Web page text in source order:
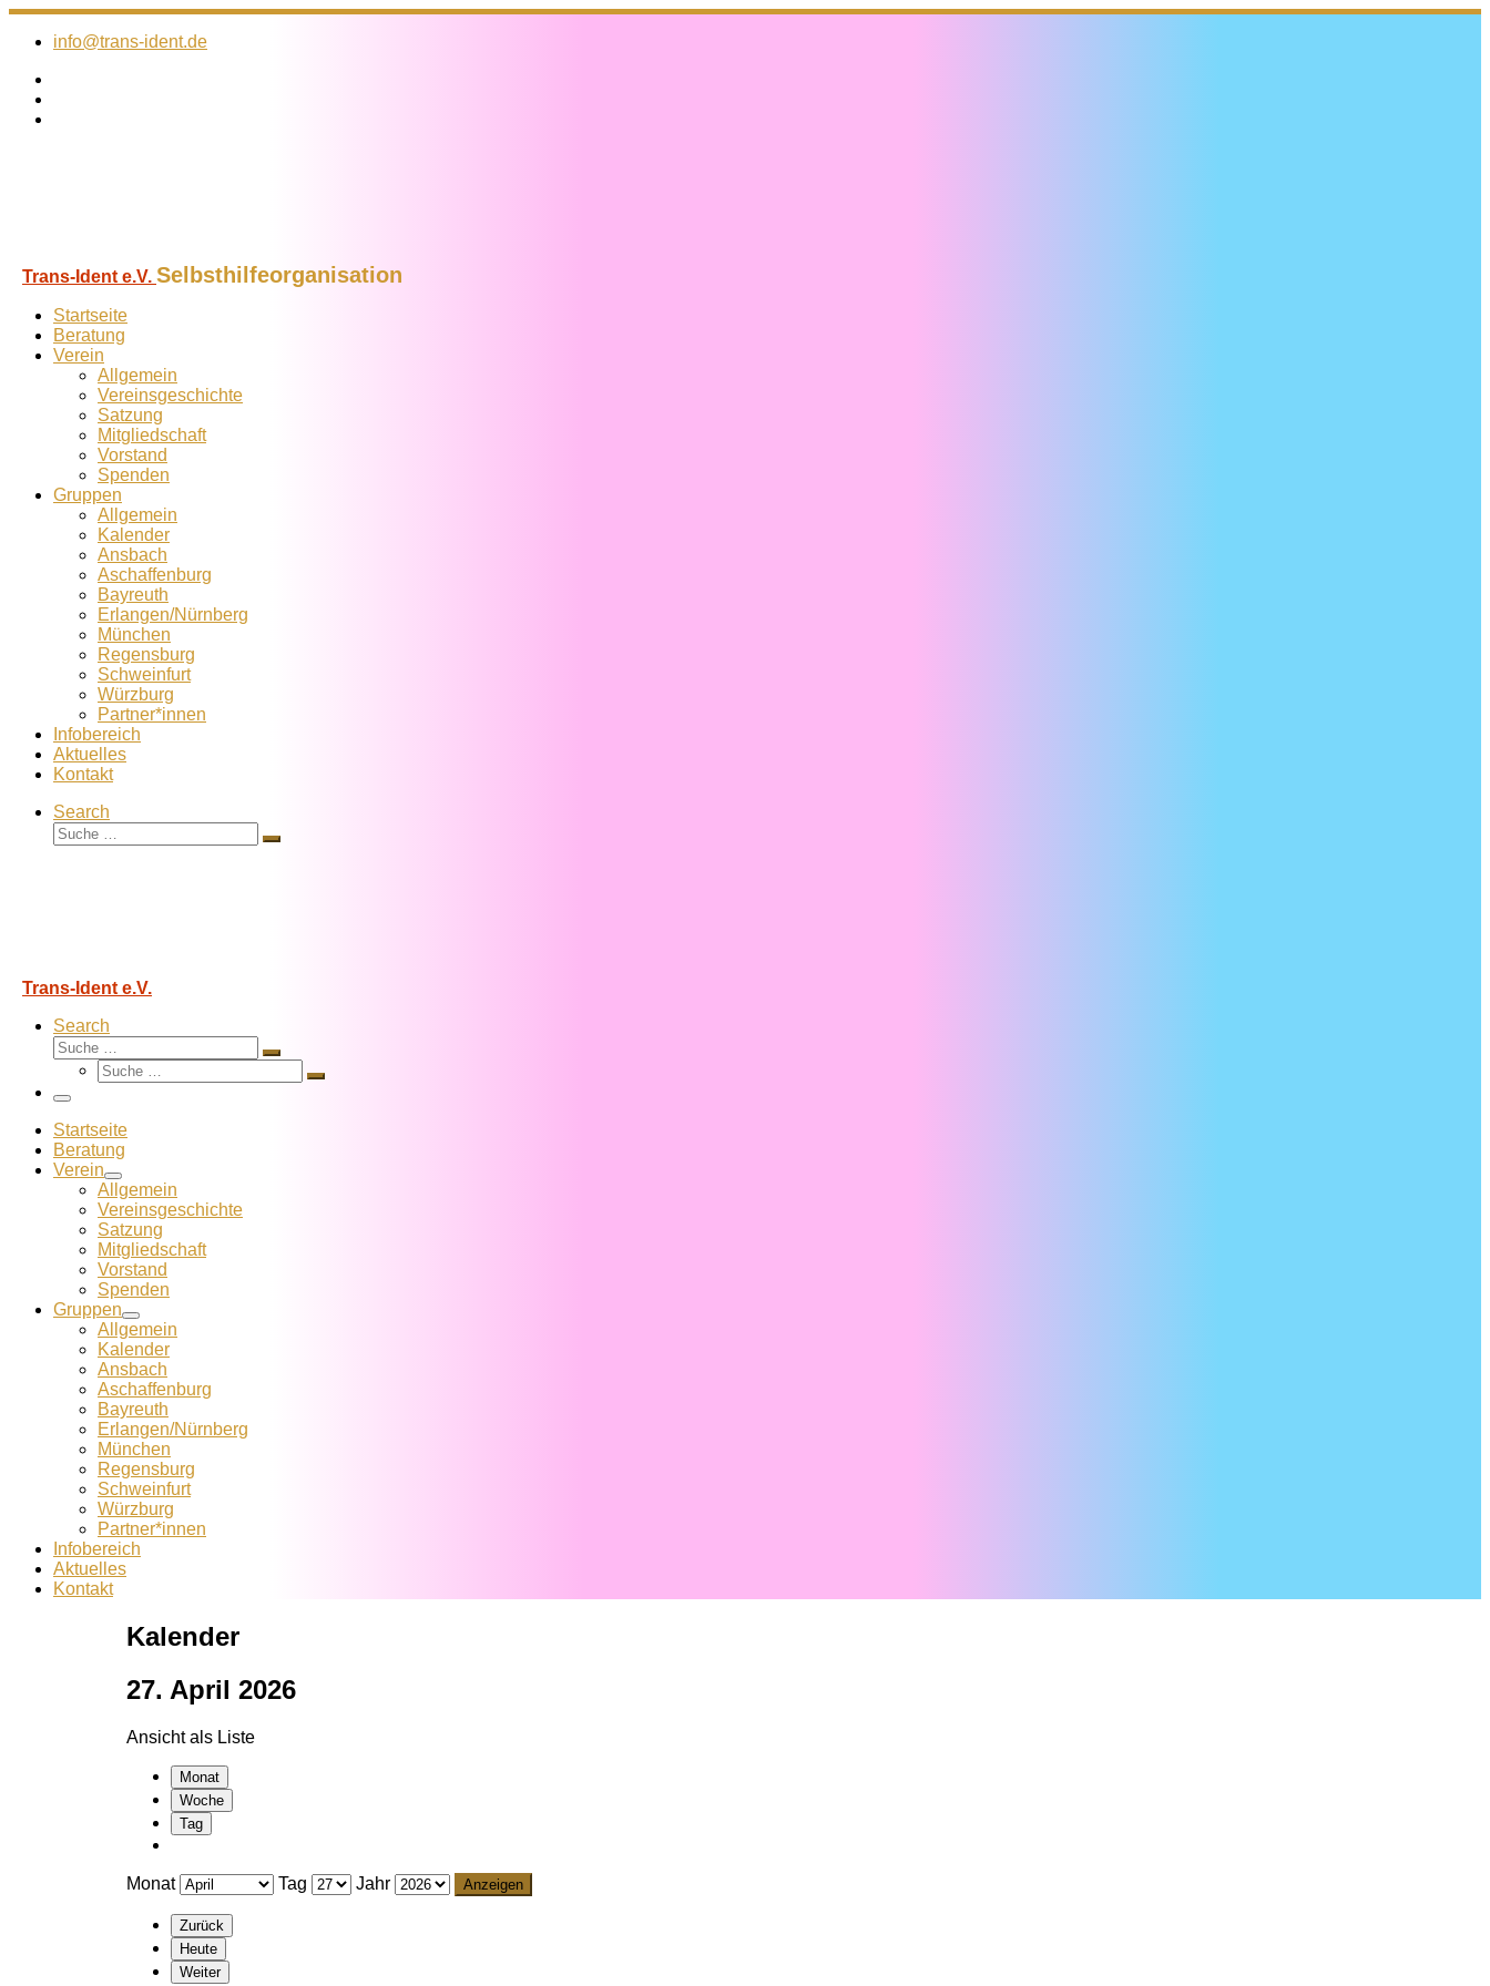
Zum
Inhalt
info@trans-ident.de
Trans-Ident e.V. Selbsthilfeorganisation
Startseite
Beratung
Verein
Allgemein
Vereins­geschichte
Satzung
Mitglied­schaft
Vorstand
Spenden
Gruppen
Allgemein
Kalender
Ansbach
Aschaffenburg
Bayreuth
Erlangen/Nürnberg
München
Regensburg
Schweinfurt
Würzburg
Partner*innen
Infobereich
Aktuelles
Kontakt
Search
Suche
Suche
Trans-Ident e.V.
Search
Suche
Suche
Suche
Suche
Menü
Startseite
Beratung
Verein
Allgemein
Vereins­geschichte
Satzung
Mitglied­schaft
Vorstand
Spenden
Gruppen
Allgemein
Kalender
Ansbach
Aschaffenburg
Bayreuth
Erlangen/Nürnberg
München
Regensburg
Schweinfurt
Würzburg
Partner*innen
Infobereich
Aktuelles
Kontakt
Kalender
27. April 2026
Ansicht als Liste
Monat
Woche
Tag
Monat Tag Jahr
Zurück
Heute
Weiter